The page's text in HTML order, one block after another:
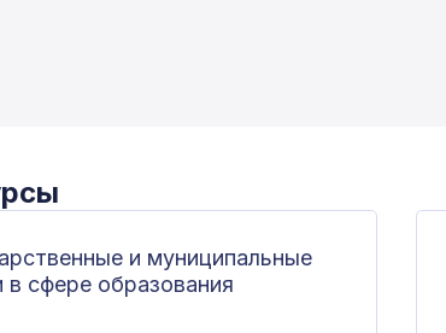
и муниципальные
в сфере образования